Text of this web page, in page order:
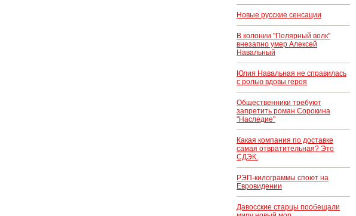
Новые русские сенсации
В колонии "Полярный волк"
внезапно умер Алексей
Навальный
Юлия Навальная не справилась
с ролью вдовы героя
Общественники требуют
запретить роман Сорокина
"Наследие"
Какая компания по доставке
самая отвратительная? Это
СДЭК.
РЭП-килограммы споют на
Евровидении
Давосские старцы пообещали